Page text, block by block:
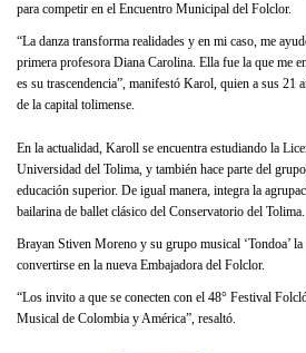
para competir en el Encuentro Municipal del Folclor.
“La danza transforma realidades y en mi caso, me
primera profesora Diana Carolina. Ella fue la que me
es su trascendencia”, manifestó Karol, quien a sus 21
de la capital tolimense.
En la actualidad, Karoll se encuentra estudiando la
Universidad del Tolima, y también hace parte del
educación superior. De igual manera, integra la
bailarina de ballet clásico del Conservatorio del Tolima.
Brayan Stiven Moreno y su grupo musical ‘Tondoa’ la
convertirse en la nueva Embajadora del Folclor.
“Los invito a que se conecten con el 48° Festival
Musical de Colombia y América”, resaltó.